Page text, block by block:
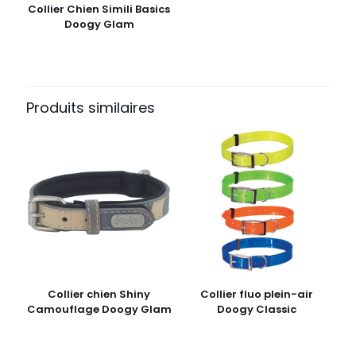
Collier Chien Simili Basics
Doogy Glam
Produits similaires
Collier chien Shiny
Camouflage Doogy Glam
Collier fluo plein-air
Doogy Classic